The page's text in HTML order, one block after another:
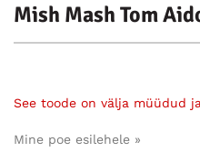
Mish Mash Tom
See toode on välja müüdud
Mine poe esilehele »